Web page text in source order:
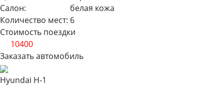
Салон:
белая кожа
Количество мест: 6
Стоимость поездки
10400
Заказать автомобиль
Hyundai H-1